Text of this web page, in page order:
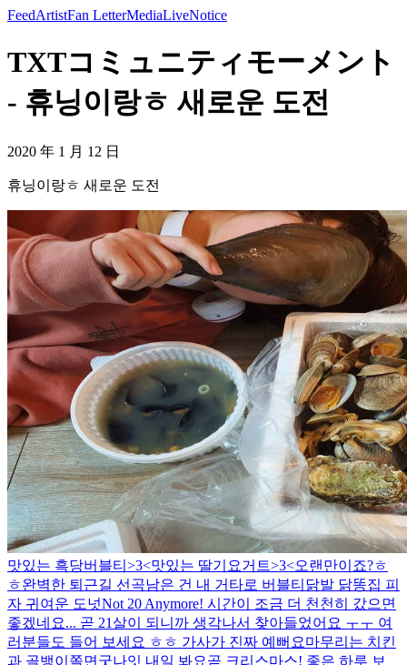
FeedArtistFan LetterMediaLiveNotice
TXTコミュニティモーメント
- 휴닝이랑ㅎ 새로운 도전
2020 年 1 月 12 日
휴닝이랑ㅎ 새로운 도전
맛있는 흑당버블티>3<맛있는 딸기요거트>3<오랜만이죠?ㅎ
ㅎ완벽한 퇴근길 선곡남은 건 내 거 타로 버블티 닭발 닭똥집 피
자 귀여운 도넛Not 20 Anymore! 시간이 조금 더 천천히 갔으면
좋겠네요... 곧 21살이 되니까 생각나서 찾아들었어요 ㅜㅜ 여
러분들도 들어 보세요 ㅎㅎ 가사가 진짜 예뻐요마무리는 치킨
과 골뱅이쫄면 굿나잇 내일 봐요곧 크리스마스! 좋은 하루 보